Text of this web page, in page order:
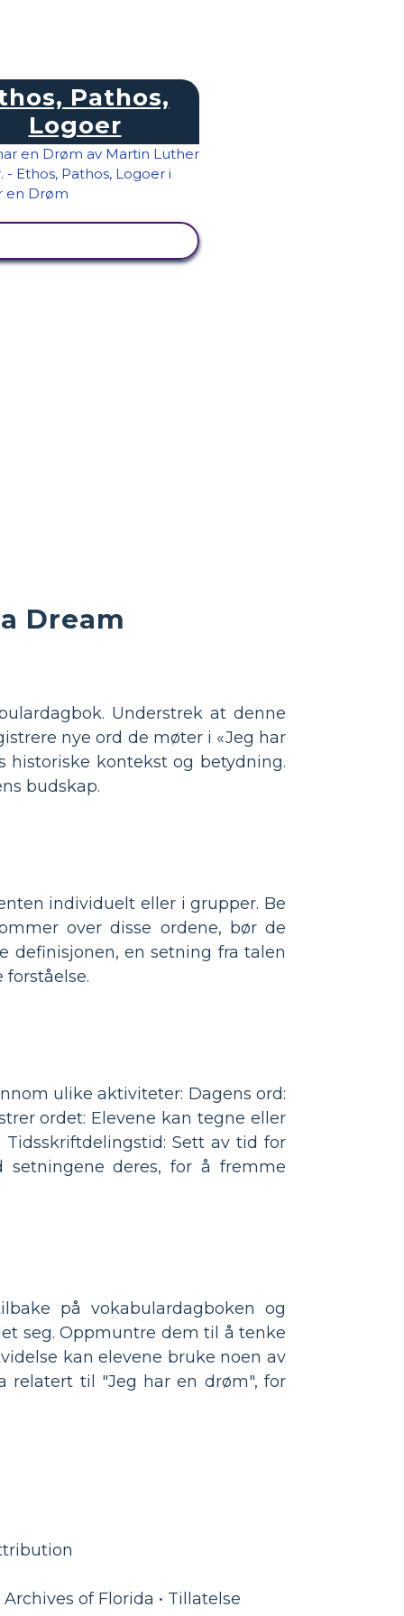
Dream
Understrek at denne
nye ord de møter i «Jeg har
historiske kontekst og betydning.
budskap.
individuelt eller i grupper. Be
over disse ordene, bør de
definisjonen, en setning fra talen
ulike aktiviteter: Dagens ord:
ordet: Elevene kan tegne eller
Sett av tid for
deres, for å fremme
på vokabulardagboken og
seg. Oppmuntre dem til å tenke
kan elevene bruke noen av
relatert til "Jeg har en drøm", for
Pathos,
Logoer
of Florida • Tillatelse